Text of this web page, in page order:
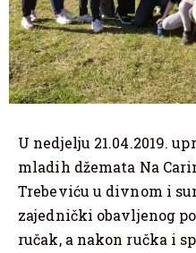
U nedjelju 21.04.2019.
mladih džemata Na
Trebeviću u divnom i
zajednički obavljenog
ručak, a nakon ručka i